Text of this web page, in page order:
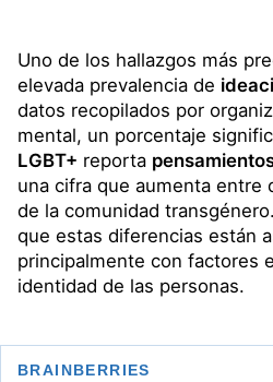
Uno de los hallazgos más
elevada prevalencia de
datos recopilados por
mental, un porcentaje
LGBT+ reporta
una cifra que aumenta entre
de la comunidad
que estas diferencias están
principalmente con factores
identidad de las personas.